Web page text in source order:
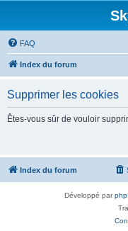
FAQ
Index du forum
Supprimer les cookies
Êtes-vous sûr de vouloir
Index du forum
Développé par